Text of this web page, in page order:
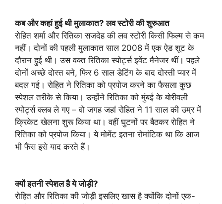
कब और कहां हुई थी मुलाकात? लव स्टोरी की शुरुआत
रोहित शर्मा और रितिका सजदेह की लव स्टोरी किसी फिल्म से कम
नहीं। दोनों की पहली मुलाकात साल 2008 में एक ऐड शूट के
दौरान हुई थी। उस वक्त रितिका स्पोर्ट्स इवेंट मैनेजर थीं। पहले
दोनों अच्छे दोस्त बने, फिर 6 साल डेटिंग के बाद दोस्ती प्यार में
बदल गई। रोहित ने रितिका को प्रपोज करने का फैसला कुछ
स्पेशल तरीके से किया। उन्होंने रितिका को मुंबई के बोरीवली
स्पोर्ट्स क्लब ले गए – वो जगह जहां रोहित ने 11 साल की उम्र में
क्रिकेट खेलना शुरू किया था। वहीं घुटनों पर बैठकर रोहित ने
रितिका को प्रपोज किया। ये मोमेंट इतना रोमांटिक था कि आज
भी फैंस इसे याद करते हैं।
क्यों इतनी स्पेशल है ये जोड़ी?
रोहित और रितिका की जोड़ी इसलिए खास है क्योंकि दोनों एक-